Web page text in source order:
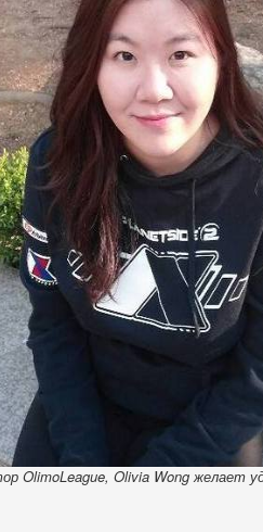
OlimoLeague, Olivia Wong желает